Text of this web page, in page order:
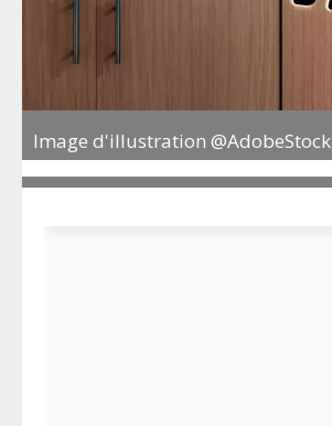
Image d'illustration @AdobeStock